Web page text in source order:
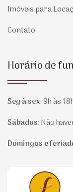
Imóveis para
Contato
Horário de
Seg à sex:9h às
Sábados: Não
Domingos e
Página inicial